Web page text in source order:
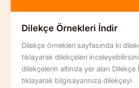
Dilekçe Örnekleri İndir
Dilekçe örnekleri sayfasında ki
tıklayarak dilekçeleri
dilekçelerin altında yer alan
tıklayarak bilgisayarınıza dilekçeyi